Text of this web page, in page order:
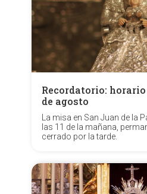
Recordatorio: horario
de agosto
La misa en San Juan de la
las 11 de la mañana,
cerrado por la tarde.